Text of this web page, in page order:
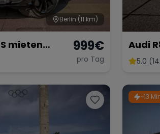
Berlin (11 km)
mieten
999€
pro Tag
Audi
2024
5.0
~13